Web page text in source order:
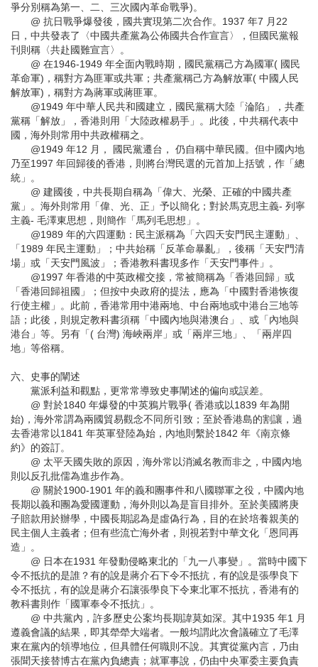
爭分別稱為第一、二、三次國內革命戰爭)。
@ 抗日戰爭爆發後，國共實現第二次合作。1937 年7 月22
日，中共發表了〈中國共產黨為公佈國共合作宣言〉，但國民黨報
刊則稱〈共赴國難宣言〉。
@ 在1946-1949 年全面內戰時期，國民黨稱己方為國軍( 國民
革命軍)，稱對方為匪軍或共軍；共產黨稱己方為解放軍( 中國人民
解放軍)，稱對方為蔣軍或蔣匪軍。
@1949 年中華人民共和國建立，國民黨稱大陸「淪陷」，共產
黨稱「解放」，香港則用「大陸政權易手」。此後，中共稱代表中
國，海外則常用中共政權稱之。
@1949 年12 月， 國民黨遷台， 仍自稱中華民國。但中國內地
乃至1997 年回歸後的香港，則將台灣民選的元首加上括號，作「總
統」。
@ 建國後，中共長期自稱為「偉大、光榮、正確的中國共產
黨」。海外則常用「偉、光、正」予以簡化；對於馬克思主義- 列寧
主義- 毛澤東思想，則簡作「馬列毛思想」。
@1989 年的六四運動：民主派稱為「六四天安門民主運動」、
「1989 年民主運動」；中共始稱「反革命暴亂」，後稱「天安門清
場」或「天安門風波」；香港教科書現多作「天安門事件」。
@1997 年香港的中英政權交接，常被簡稱為「香港回歸」或
「香港回歸祖國」；但按中央政府的提法，應為「中國對香港恢復
行使主權」。此前，香港常用中港兩地、中台兩地或中港台三地等
語；此後，則規定教科書須稱「中國內地與港澳台」、或「內地與
港台」等。另有「( 台灣) 海峽兩岸」或「兩岸三地」、「兩岸四
地」等俗稱。
六、史事的闡述
黨派利益和觀點，更常常導致史事闡述的偏向或誤差。
@ 對於1840 年爆發的中英鴉片戰爭( 香港或以1839 年為開
始)，海外常謂為兩國貿易觀念不同所引致；至於香港島的割讓，過
去香港常以1841 年英軍登陸為始，內地則繫於1842 年《南京條
約》的簽訂。
@ 太平天國失敗的原因，海外常以消滅名教而非之，中國內地
則以反孔批儒為進步作為。
@ 關於1900-1901 年的義和團事件和八國聯軍之役，中國內地
長期以義和團為愛國運動，海外則以為是盲目排外。至於美國將庚
子賠款用於辦學，中國長期認為是虛偽行為，目的在於培養親美的
民主個人主義者；但有些流亡海外者，則視若對中華文化「恩同再
造」。
@ 日本在1931 年發動侵略東北的「九一八事變」。當時中國下
令不抵抗的是誰？有的說是蔣介石下令不抵抗，有的說是張學良下
令不抵抗，有的說是蔣介石讓張學良下令東北軍不抵抗，香港有的
教科書則作「國軍奉令不抵抗」。
@ 中共黨內，許多歷史公案均長期諱莫如深。其中1935 年1 月
遵義會議的結果，即其犖犖大端者。一般均謂此次會議確立了毛澤
東在黨內的領導地位，但具體任何職則不說。其實從黨內言，乃由
張聞天接替博古在黨內負總責；就軍事說，仍由中央軍委主要負責